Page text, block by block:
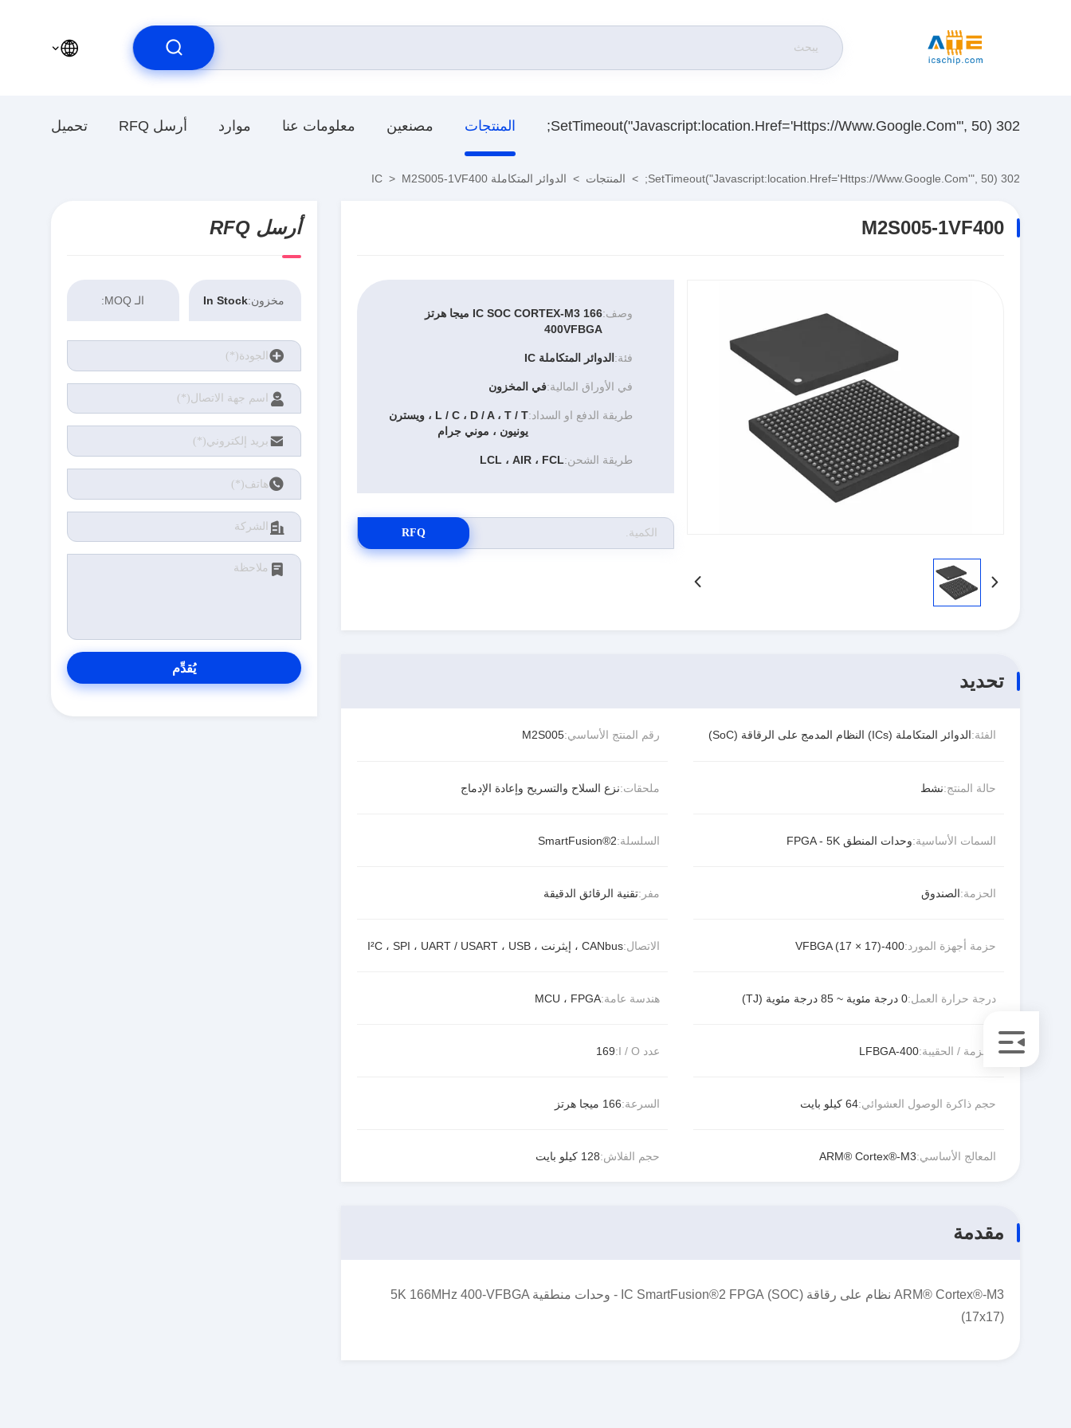
302 SetTimeout("javascript:location.href='https://www.google.com'", 50); المنتجات مصنعين معلومات عنا موارد أرسل RFQ تحميل
302 SetTimeout("javascript:location.href='https://www.google.com'", 50);
> المنتجات > الدوائر المتكاملة IC > M2S005-1VF400
M2S005-1VF400
وصف:
IC SOC CORTEX-M3 166 ميجا هرتز
400VFBGA
فئة: الدوائر المتكاملة IC
في الأوراق المالية:في المخزون
طريقة الدفع او السداد:
L / C ، D / A ، T / T ، ويسترن
يونيون ، موني جرام
طريقة الشحن:LCL ، AIR ، FCL
RFQ
تحديد
الفئة:الدوائر المتكاملة (ICs) النظام المدمج على الرقاقة (SoC) رقم المنتج الأساسي:M2S005
حالة المنتج:نشط ملحقات:نزع السلاح والتسريح وإعادة الإدماج
السمات الأساسية:وحدات المنطق FPGA - 5K السلسلة:SmartFusion®2
الحزمة:الصندوق مفر:تقنية الرقائق الدقيقة
حزمة أجهزة المورد:400-VFBGA (17 × 17) الاتصال:CANbus ، إيثرنت ، I²C ، SPI ، UART / USART ، USB
درجة حرارة العمل:0 درجة مئوية ~ 85 درجة مئوية (TJ) هندسة عامة:MCU ، FPGA
الحزمة / الحقيبة:400-LFBGA عدد I / O: 169
حجم ذاكرة الوصول العشوائي:64 كيلو بايت السرعة:166 ميجا هرتز
المعالج الأساسي:ARM® Cortex®-M3 حجم الفلاش:128 كيلو بايت
مقدمة
ARM® Cortex®-M3 نظام على رقاقة (SOC) IC SmartFusion®2 FPGA - وحدات منطقية 5K 166MHz 400-VFBGA
(17x17)
أرسل RFQ
مخزون:In Stock الـ MOQ:
يُقدِّم